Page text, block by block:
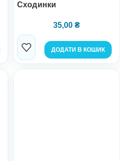
Сходинки
35,00 ₴
ДОДАТИ В КОШИК